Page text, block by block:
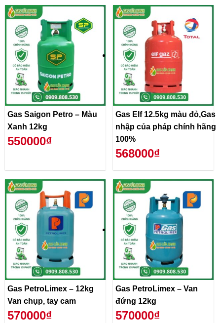
Gas Saigon Petro – Màu
Xanh 12kg
550000₫
Gas Elf 12.5kg màu đỏ,Gas
nhập của pháp chính hãng
100%
568000₫
Gas PetroLimex – 12kg
Van chụp, tay cam
570000₫
Gas PetroLimex – Van
đứng 12kg
570000₫